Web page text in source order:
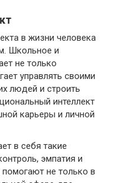
в жизни человека
Школьное и
не только
управлять своими
людей и строить
интеллект
карьеры и личной
в себя такие
эмпатия и
не только в